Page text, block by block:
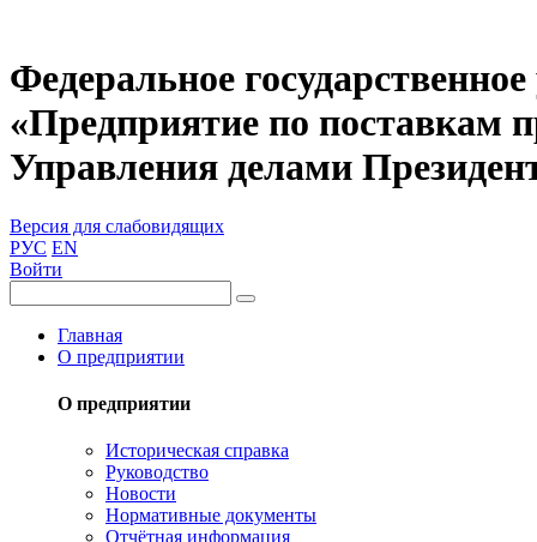
Федеральное
«Предприятие по поставкам
Управления делами
Версия для слабовидящих
РУС EN
Войти
Главная
О предприятии
О предприятии
Историческая справка
Руководство
Новости
Нормативные документы
Отчётная информация